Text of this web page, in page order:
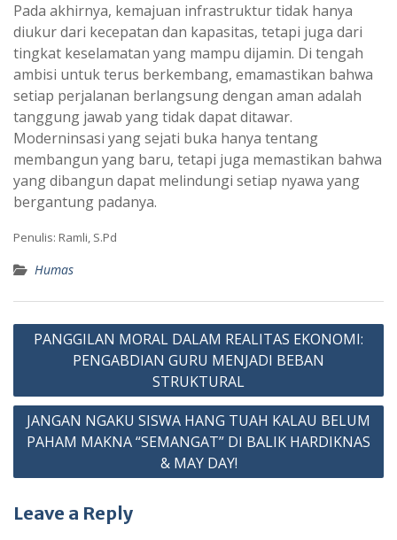
Pada akhirnya, kemajuan infrastruktur tidak hanya
diukur dari kecepatan dan kapasitas, tetapi juga dari
tingkat keselamatan yang mampu dijamin. Di tengah
ambisi untuk terus berkembang, emamastikan bahwa
setiap perjalanan berlangsung dengan aman adalah
tanggung jawab yang tidak dapat ditawar.
Moderninsasi yang sejati buka hanya tentang
membangun yang baru, tetapi juga memastikan bahwa
yang dibangun dapat melindungi setiap nyawa yang
bergantung padanya.
Penulis: Ramli, S.Pd
Humas
Post
navigation
PANGGILAN MORAL DALAM REALITAS EKONOMI:
PENGABDIAN GURU MENJADI BEBAN
STRUKTURAL
JANGAN NGAKU SISWA HANG TUAH KALAU BELUM
PAHAM MAKNA “SEMANGAT” DI BALIK HARDIKNAS
& MAY DAY!
Leave a Reply